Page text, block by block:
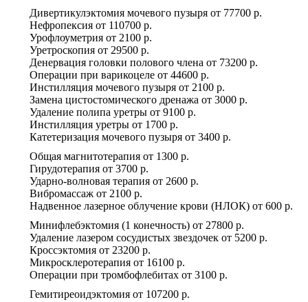
Дивертикулэктомия мочевого пузыря от 77700 р.
Нефропексия от 110700 р.
Урофлоуметрия от 2100 р.
Уретроскопия от 29500 р.
Денервация головки полового члена от 73200 р.
Операции при варикоцеле от 44600 р.
Инстилляция мочевого пузыря от 2100 р.
Замена цистостомического дренажа от 3000 р.
Удаление полипа уретры от 9100 р.
Инстилляция уретры от 1700 р.
Катетеризация мочевого пузыря от 3400 р.
Общая магнитотерапия от 1300 р.
Гирудотерапия от 3700 р.
Ударно-волновая терапия от 2600 р.
Вибромассаж от 2100 р.
Надвенное лазерное облучение крови (НЛОК) от 600 р.
Минифлебэктомия (1 конечность) от 27800 р.
Удаление лазером сосудистых звездочек от 5200 р.
Кроссэктомия от 23200 р.
Микросклеротерапия от 16100 р.
Операции при тромбофлебитах от 3100 р.
Гемитиреоидэктомия от 107200 р.